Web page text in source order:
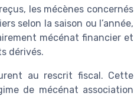
les mécènes concernés
selon la saison ou l’année,
mécénat financier et
dérivés.
au rescrit fiscal. Cette
de mécénat association